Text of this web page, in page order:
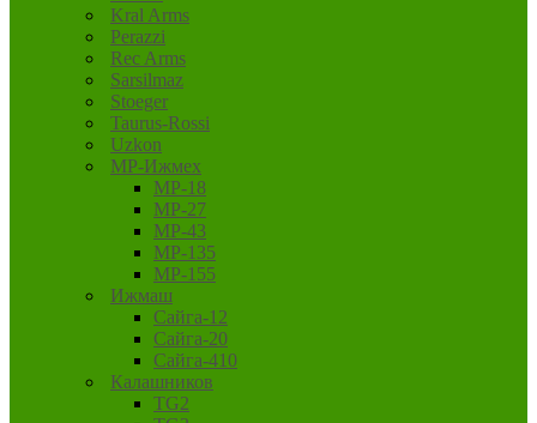
Kral Arms
Perazzi
Rec Arms
Sarsilmaz
Stoeger
Taurus-Rossi
Uzkon
MP-Ижмех
MP-18
MP-27
MP-43
MP-135
MP-155
Ижмаш
Сайга-12
Сайга-20
Сайга-410
Калашников
TG2